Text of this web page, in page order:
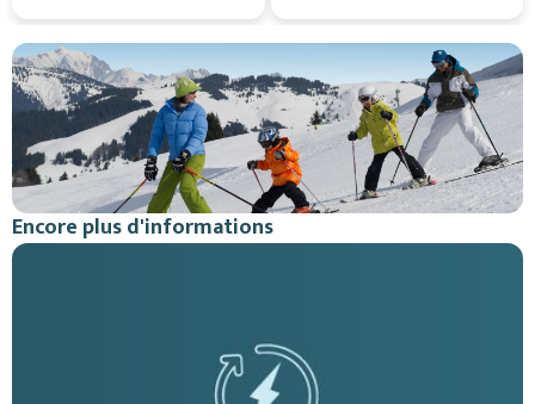
Encore plus d'informations